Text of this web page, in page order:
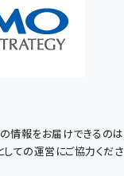
情報をお届けできるの
ての運営にご協力くだ